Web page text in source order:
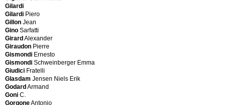
Achielle
&
Piergiacomo
Castiglioni
Achille
Castiglioni
Achille
&
Piergiacomo
Castiglioni
Piergiacomo
Cattaneo
Gino
Desso
Dietiker
Dimensione
Fuoco
Diner
Dino
Dei
Milano
Dino
Gavina
Doria
Leuchten
Doubinsky
Gilardi
Gilardi Piero
Gillon Jean
Gino Sarfatti
Girard Alexander
Giraudon Pierre
Gismondi Ernesto
Gismondi Schweinberger Emma
Giudici Fratelli
Glasdam Jensen Niels Erik
Godard Armand
Goni C.
GorgoneAntonio